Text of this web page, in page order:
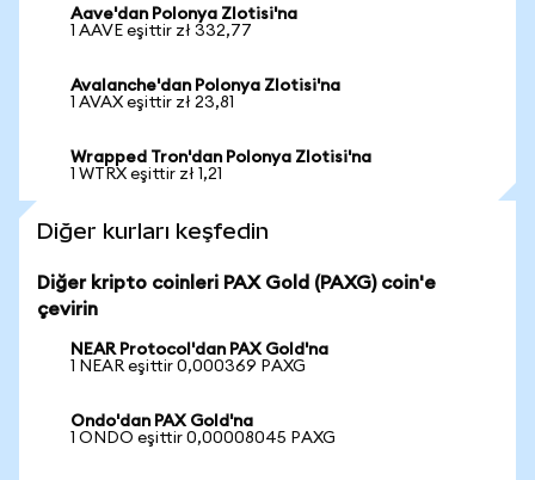
Aave'dan Polonya Zlotisi'na
1 AAVE eşittir zł 332,77
Avalanche'dan Polonya Zlotisi'na
1 AVAX eşittir zł 23,81
Wrapped Tron'dan Polonya Zlotisi'na
1 WTRX eşittir zł 1,21
Diğer kurları keşfedin
Diğer kripto coinleri PAX Gold (PAXG) coin'e
çevirin
NEAR Protocol'dan PAX Gold'na
1 NEAR eşittir 0,000369 PAXG
Ondo'dan PAX Gold'na
1 ONDO eşittir 0,00008045 PAXG